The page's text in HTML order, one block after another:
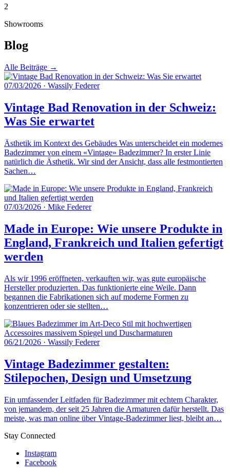
2
Showrooms
Blog
Alle Beiträge →
07/03/2026 · Wassily Federer
Vintage Bad Renovation in der Schweiz:
Was Sie erwartet
Ästhetik im Kontext des Gebäudes Was unterscheidet ein modernes
Badezimmer von einem «Vintage» Badezimmer? In erster Linie
natürlich die Ästhetik. Wir sind der Ansicht, dass alle festmontierten
Sachen…
07/03/2026 · Mike Federer
Made in Europe: Wie unsere Produkte in
England, Frankreich und Italien gefertigt
werden
Als wir 1996 eröffneten, verkauften wir, was gute europäische
Hersteller produzierten. Das funktionierte eine Weile. Dann
begannen die Fabrikationen sich auf moderne Formen zu
konzentrieren oder sie stellten…
06/21/2026 · Wassily Federer
Vintage Badezimmer gestalten:
Stilepochen, Design und Umsetzung
Ein umfassender Leitfaden für Badezimmer mit echtem Charakter,
von jemandem, der seit 25 Jahren die Armaturen dafür herstellt. Das
meiste, was man online über Vintage-Badezimmer liest, bleibt an…
Stay Connected
Instagram
Facebook